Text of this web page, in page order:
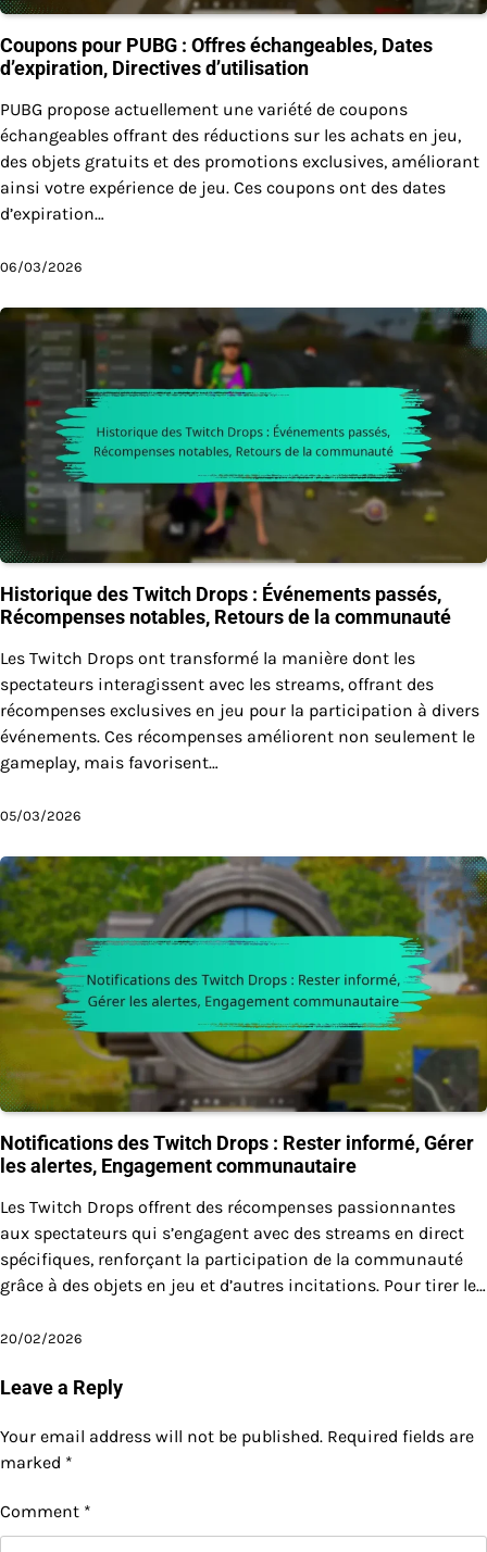
Coupons pour PUBG : Offres échangeables, Dates
d’expiration, Directives d’utilisation
PUBG propose actuellement une variété de coupons
échangeables offrant des réductions sur les achats en jeu,
des objets gratuits et des promotions exclusives, améliorant
ainsi votre expérience de jeu. Ces coupons ont des dates
d’expiration…
06/03/2026
Historique des Twitch Drops : Événements passés,
Récompenses notables, Retours de la communauté
Les Twitch Drops ont transformé la manière dont les
spectateurs interagissent avec les streams, offrant des
récompenses exclusives en jeu pour la participation à divers
événements. Ces récompenses améliorent non seulement le
gameplay, mais favorisent…
05/03/2026
Notifications des Twitch Drops : Rester informé, Gérer
les alertes, Engagement communautaire
Les Twitch Drops offrent des récompenses passionnantes
aux spectateurs qui s’engagent avec des streams en direct
spécifiques, renforçant la participation de la communauté
grâce à des objets en jeu et d’autres incitations. Pour tirer le…
20/02/2026
Leave a Reply
Your email address will not be published. Required fields are
marked *
Comment *